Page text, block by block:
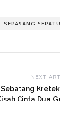
SEPASANG
NEXT
Sebatang
Cinta Dua